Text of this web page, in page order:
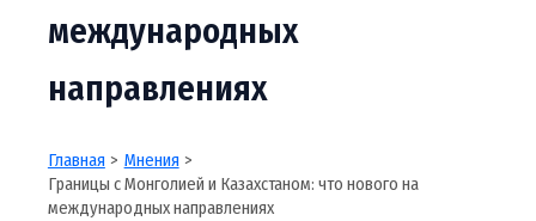
международных
направлениях
Главная
Мнения
Границы с Монголией и Казахстаном: что нового на
международных направлениях